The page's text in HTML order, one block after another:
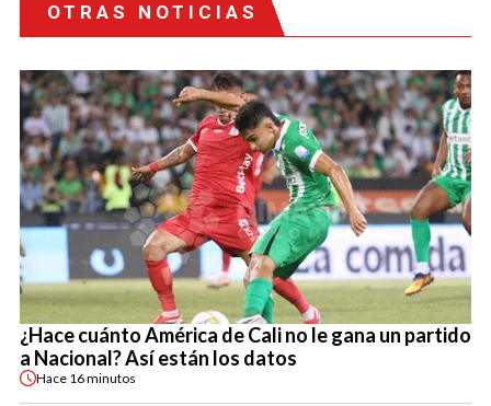
OTRAS NOTICIAS
¿Hace cuánto América de Cali no le gana un partido
a Nacional? Así están los datos
Hace 16 minutos